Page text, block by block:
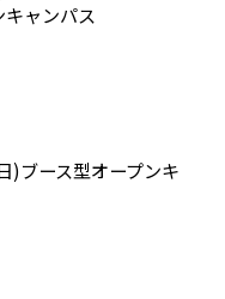
キャンパス
)ブース型オープンキ